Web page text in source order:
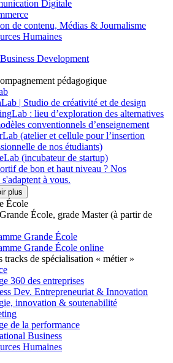
Digitale
de contenu, Médias & Journalisme
Humaines
Development
pédagogique
| Studio de créativité et de design
: lieu d’exploration des alternatives
conventionnels d’enseignement
(atelier et cellule pour l’insertion
de nos étudiants)
(incubateur de startup)
de bon et haut niveau ? Nos
à vous.
plus
École
École, grade Master (à partir de
Grande École
Grande École online
tracks de spécialisation « métier »
360 des entreprises
Dev. Entrepreneuriat & Innovation
innovation & soutenabilité
de la performance
Business
Humaines